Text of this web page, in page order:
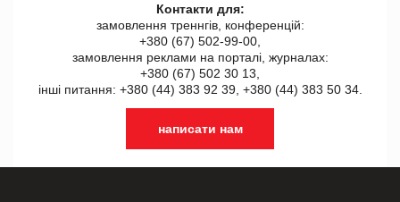
Контакти для:
замовлення треннгів, конференцій:
+380 (67) 502-99-00,
замовлення реклами на порталі, журналах:
+380 (67) 502 30 13,
інші питання: +380 (44) 383 92 39, +380 (44) 383 50 34.
написати нам